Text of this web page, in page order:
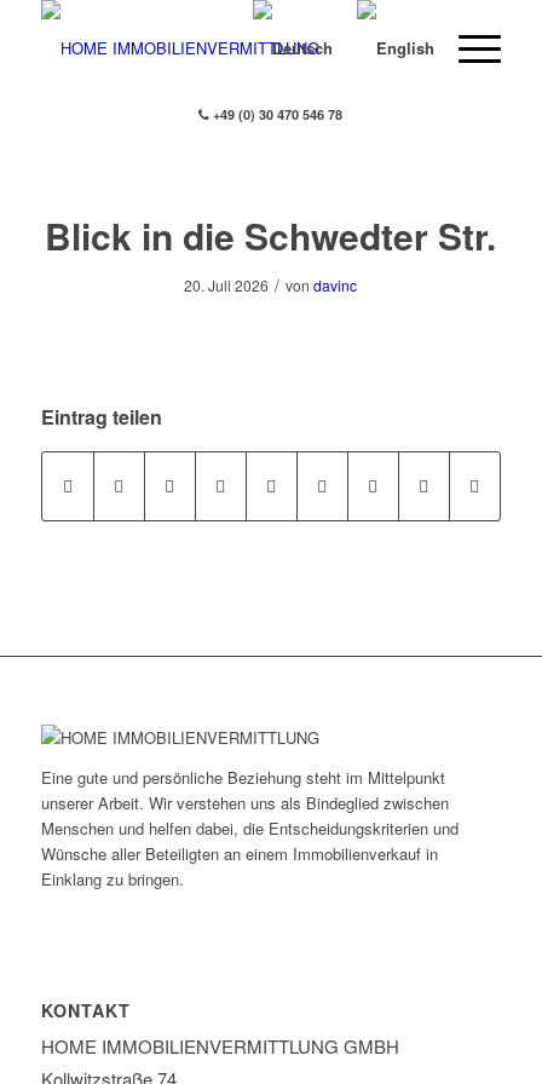
+49 (0) 30 470 546 78
Blick in die Schwedter Str.
20. Juli 2026 / vondavinc
Eintrag teilen
Eine gute und persönliche Beziehung steht im Mittelpunkt
unserer Arbeit. Wir verstehen uns als Bindeglied zwischen
Menschen und helfen dabei, die Entscheidungskriterien und
Wünsche aller Beteiligten an einem Immobilienverkauf in
Einklang zu bringen.
KONTAKT
HOME IMMOBILIEN­VERMITTLUNG GMBH
Kollwitzstraße 74